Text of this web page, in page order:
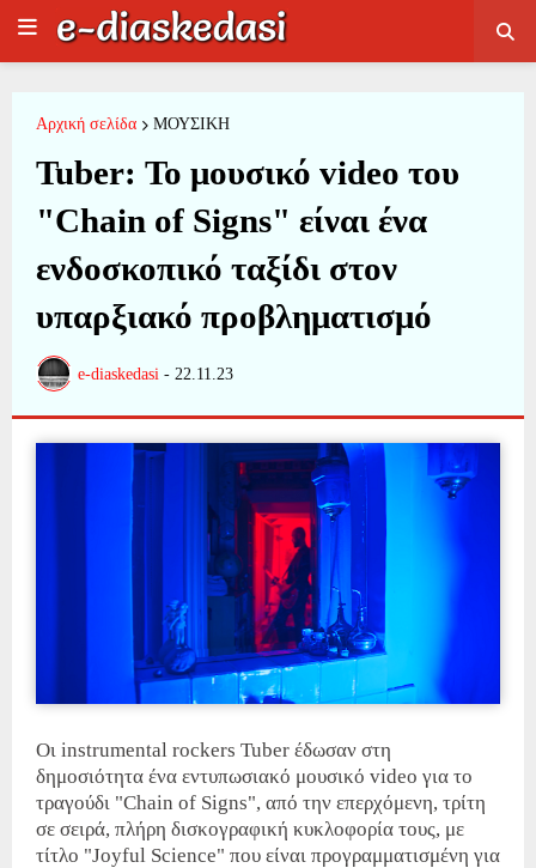
Αρχική σελίδα ΜΟΥΣΙΚΗ
Tuber: Το μουσικό video του
"Chain of Signs" είναι ένα
ενδοσκοπικό ταξίδι στον
υπαρξιακό προβληματισμό
e-diaskedasi - 22.11.23
Οι instrumental rockers Tuber έδωσαν στη
δημοσιότητα ένα εντυπωσιακό μουσικό video για το
τραγούδι "Chain of Signs", από την επερχόμενη, τρίτη
σε σειρά, πλήρη δισκογραφική κυκλοφορία τους, με
τίτλο "Joyful Science" που είναι προγραμματισμένη για